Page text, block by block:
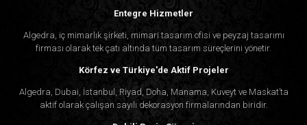
Entegre Hizmetler
Algedra, iç mimarlık şirketi, mimari tasarım ofisi ve peyzaj tasarımı
firması olarak tek çatı altında tüm tasarım süreçlerini yönetir.
Körfez ve Türkiye'de Aktif Projeler
Algedra, Dubai, İstanbul, Riyad, Doha, Manama, Kuveyt ve Maskat’ta
aktif olarak çalışan sayılı dekorasyon firmalarından biridir.